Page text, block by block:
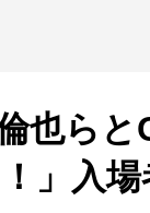
也ら
」入